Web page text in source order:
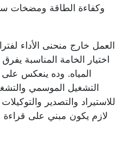
وكفاءة الطاقة ومضخات
العمل خارج منحنى الأداء
اختيار الخامة المناسبة
المياه. وده ينعكس
التشغيل الموسمي
للاستيراد والتصدير
لازم يكون مبني على